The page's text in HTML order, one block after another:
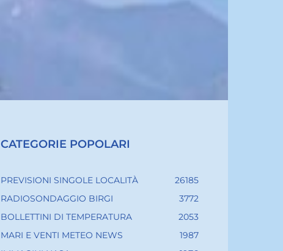
CATEGORIE POPOLARI
PREVISIONI SINGOLE LOCALITÀ
26185
RADIOSONDAGGIO BIRGI
3772
BOLLETTINI DI TEMPERATURA
2053
MARI E VENTI METEO NEWS
1987